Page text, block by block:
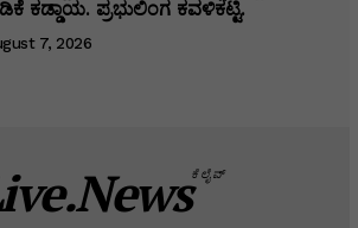
ಕಡ್ಡಾಯ. ಪ್ರಭುಲಿಂಗ ಕವಳಿಕಟ್ಟಿ.
7, 2026
ಕೆಲೈವ್